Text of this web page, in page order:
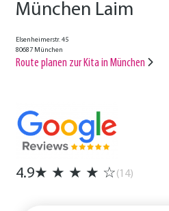
München Laim
Elsenheimerstr. 45
80687 München
Route planen zur Kita in München
4.9★ ★ ★ ★ ☆(14)